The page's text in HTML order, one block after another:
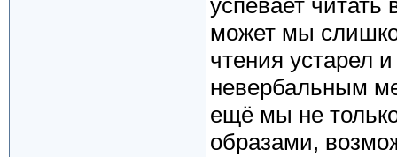
успевает читать
может мы
чтения устарел
невербальным
ещё мы не
образами,